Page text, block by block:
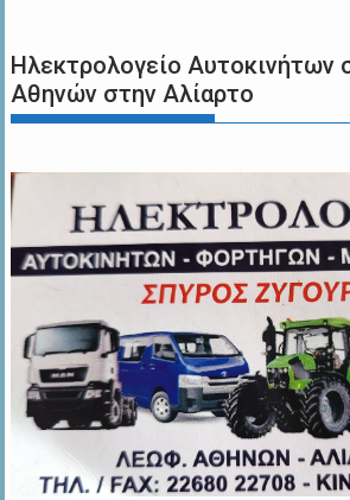
Ηλεκτρολογείο
Αθηνών στην Αλίαρτο